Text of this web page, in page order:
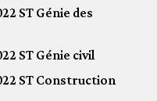
ST Génie des
ST Génie civil
ST Construction